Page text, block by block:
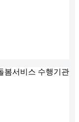
봄서비스 수행기관